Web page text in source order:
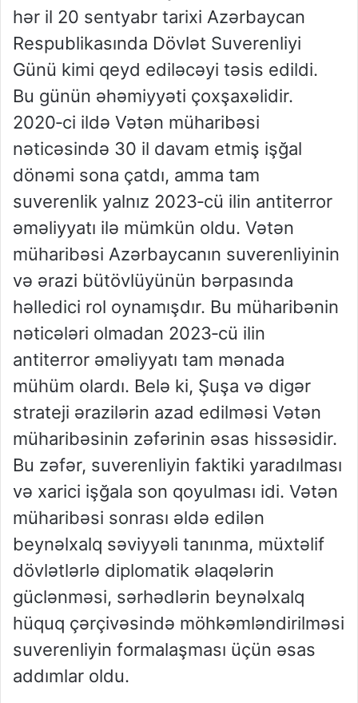
hər il 20 sentyabr tarixi Azərbaycan
Respublikasında Dövlət Suverenliyi
Günü kimi qeyd ediləcəyi təsis edildi.
Bu günün əhəmiyyəti çoxşaxəlidir.
2020‑ci ildə Vətən müharibəsi
nəticəsində 30 il davam etmiş işğal
dönəmi sona çatdı, amma tam
suverenlik yalnız 2023‑cü ilin antiterror
əməliyyatı ilə mümkün oldu. Vətən
müharibəsi Azərbaycanın suverenliyinin
və ərazi bütövlüyünün bərpasında
həlledici rol oynamışdır. Bu müharibənin
nəticələri olmadan 2023‑cü ilin
antiterror əməliyyatı tam mənada
mühüm olardı. Belə ki, Şuşa və digər
strateji ərazilərin azad edilməsi Vətən
müharibəsinin zəfərinin əsas hissəsidir.
Bu zəfər, suverenliyin faktiki yaradılması
və xarici işğala son qoyulması idi. Vətən
müharibəsi sonrası əldə edilən
beynəlxalq səviyyəli tanınma, müxtəlif
dövlətlərlə diplomatik əlaqələrin
güclənməsi, sərhədlərin beynəlxalq
hüquq çərçivəsində möhkəmləndirilməsi
suverenliyin formalaşması üçün əsas
addımlar oldu.